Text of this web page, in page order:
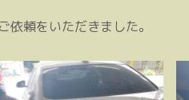
依頼をいただきました。